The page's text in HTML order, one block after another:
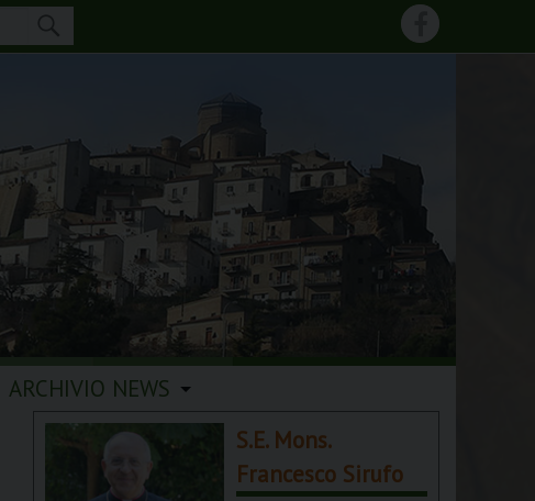
ARCHIVIO NEWS
S.E. Mons.
Francesco Sirufo